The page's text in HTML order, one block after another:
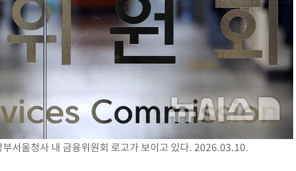
날씨]
해 아틀
서울청사 내 금융위원회 로고가 보이고 있다. 2026.03.10.